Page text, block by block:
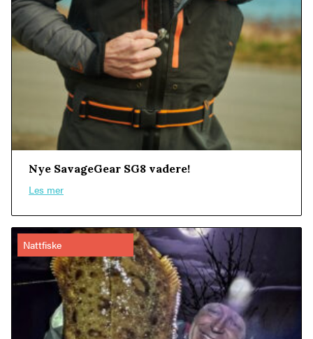
Nye SavageGear SG8 vadere!
Les mer
Nattfiske